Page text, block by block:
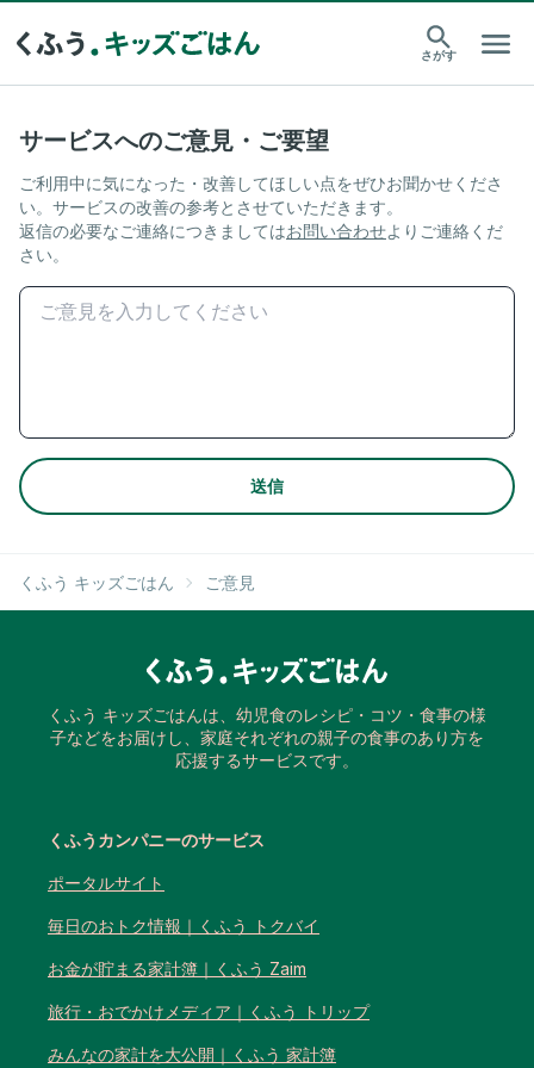
さがす
サービスへのご意見・ご要望
ご利用中に気になった・改善してほしい点をぜひお聞かせくださ
い。サービスの改善の参考とさせていただきます。
返信の必要なご連絡につきましてはお問い合わせよりご連絡くだ
さい。
送信
くふう キッズごはん ご意見
くふう キッズごはんは、幼児食のレシピ・コツ・食事の様
子などをお届けし、家庭それぞれの親子の食事のあり方を
応援するサービスです。
くふうカンパニーのサービス
ポータルサイト
毎日のおトク情報｜くふう トクバイ
お金が貯まる家計簿｜くふう Zaim
旅行・おでかけメディア｜くふう トリップ
みんなの家計を大公開｜くふう 家計簿